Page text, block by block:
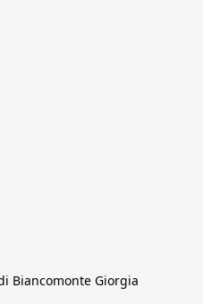
Biancomonte Giorgia